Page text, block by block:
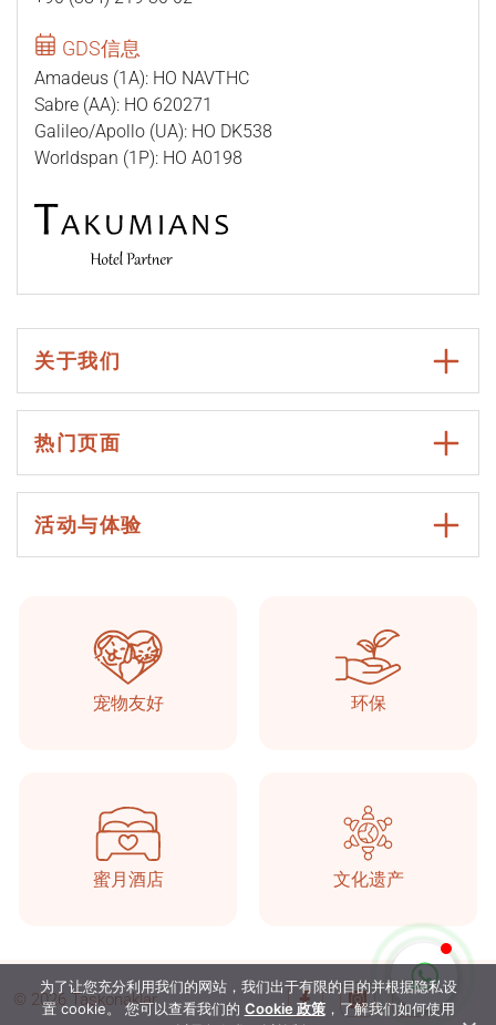
GDS信息
Amadeus (1A): HO NAVTHC
Sabre (AA): HO 620271
Galileo/Apollo (UA): HO DK538
Worldspan (1P): HO A0198
关于我们
热门页面
活动与体验
宠物友好 环保
蜜月酒店 文化遗产
© 2026 Taşkonaklar
为了让您充分利用我们的网站，我们出于有限的目的并根据隐私设
置 cookie。 您可以查看我们的 Cookie 政策，了解我们如何使用